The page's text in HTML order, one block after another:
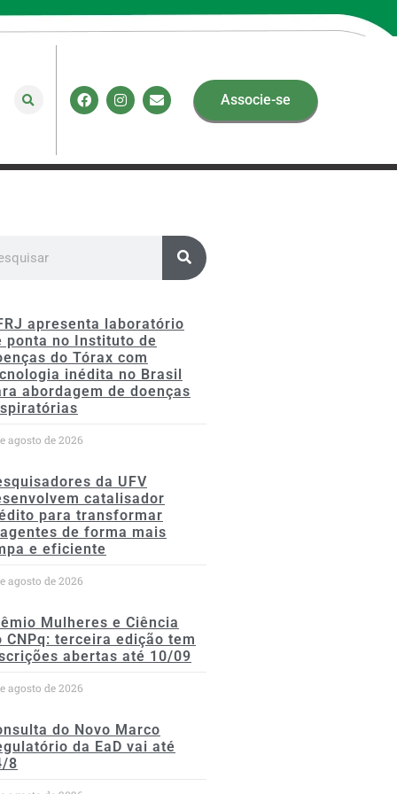
Associe-se
apresenta laboratório
ponta no Instituto de
do Tórax com
inédita no Brasil
abordagem de doenças
agosto de 2026
da UFV
catalisador
para transformar
de forma mais
e eficiente
agosto de 2026
Mulheres e Ciência
CNPq: terceira edição tem
abertas até 10/09
agosto de 2026
do Novo Marco
da EaD vai até
8